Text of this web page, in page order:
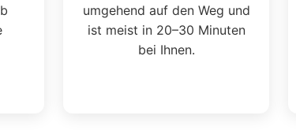
umgehend auf den Weg und
ist meist in 20–30 Minuten
bei Ihnen.